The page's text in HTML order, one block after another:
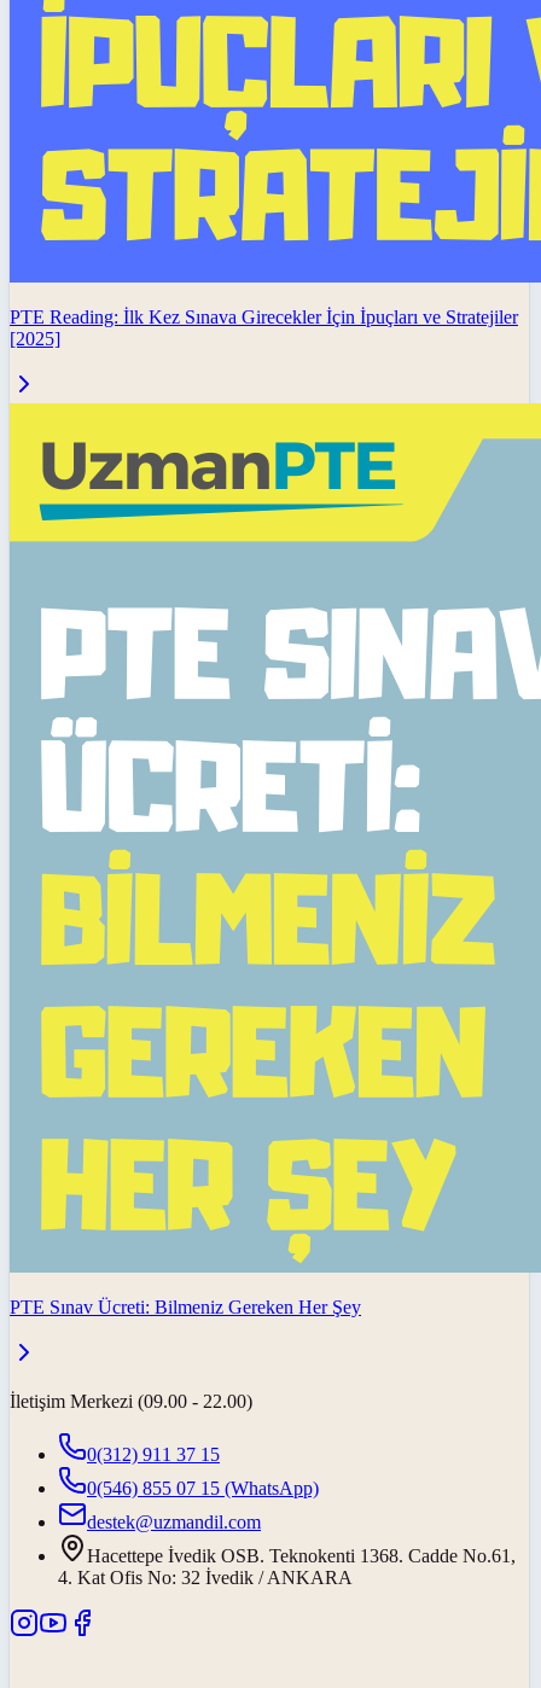
PTE Reading: İlk Kez Sınava Girecekler İçin İpuçları ve Stratejiler
[2025]
PTE Sınav Ücreti: Bilmeniz Gereken Her Şey
İletişim Merkezi (09.00 - 22.00)
0(312) 911 37 15
0(546) 855 07 15 (WhatsApp)
destek@uzmandil.com
Hacettepe İvedik OSB. Teknokenti 1368. Cadde No.61,
4. Kat Ofis No: 32 İvedik / ANKARA